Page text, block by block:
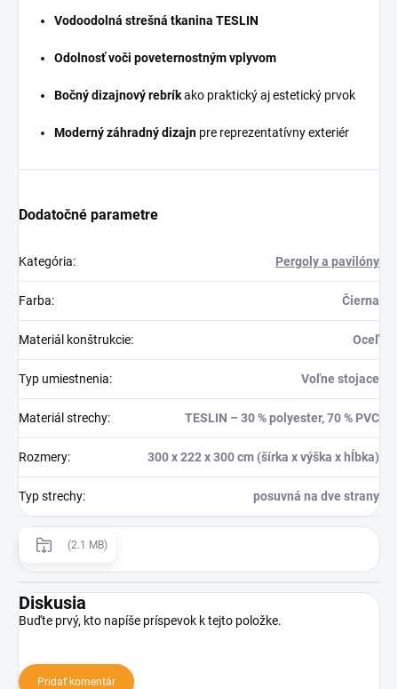
Vodoodolná strešná tkanina TESLIN
Odolnosť voči poveternostným vplyvom
Bočný dizajnový rebríkako praktický aj estetický prvok
Moderný záhradný dizajn pre reprezentatívny exteriér
Dodatočné parametre
Kategória: Pergoly a pavilóny
Farba: Čierna
Materiál konštrukcie: Oceľ
Typ umiestnenia: Voľne stojace
Materiál strechy: TESLIN – 30 % polyester, 70 % PVC
Rozmery: 300 x 222 x 300 cm (šírka x výška x hĺbka)
Typ strechy: posuvná na dve strany
(2.1 MB)
Diskusia
Buďte prvý, kto napíše príspevok k tejto položke.
Pridať komentár